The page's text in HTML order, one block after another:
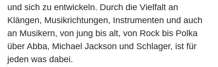
und sich zu entwickeln. Durch die Vielfalt an
Klängen, Musikrichtungen, Instrumenten und auch
an Musikern, von jung bis alt, von Rock bis Polka
über Abba, Michael Jackson und Schlager, ist für
jeden was dabei.